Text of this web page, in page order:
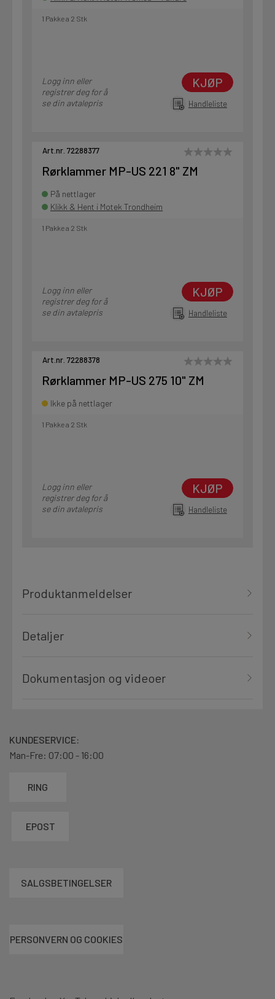
1 Pakke a 2 Stk
Logg inn eller
registrer deg for å
se din avtalepris
KJØP
Handleliste
Art.nr. 72288377
Rørklammer MP-US 221 8" ZM
På nettlager
Klikk & Hent i Motek Trondheim
1 Pakke a 2 Stk
Logg inn eller
registrer deg for å
se din avtalepris
KJØP
Handleliste
Art.nr. 72288378
Rørklammer MP-US 275 10" ZM
Ikke på nettlager
1 Pakke a 2 Stk
Logg inn eller
registrer deg for å
se din avtalepris
KJØP
Handleliste
Produktanmeldelser
Detaljer
Dokumentasjon og videoer
KUNDESERVICE:
Man-Fre: 07:00 - 16:00
RING
EPOST
SALGSBETINGELSER
PERSONVERN OG COOKIES